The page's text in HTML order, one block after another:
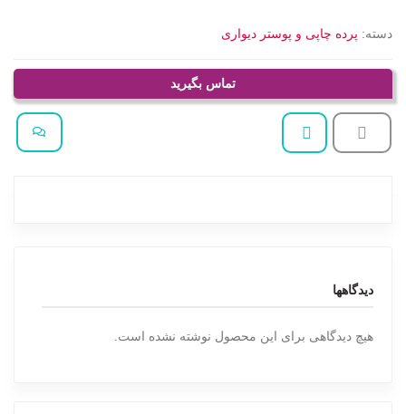
دسته: پرده چاپی و پوستر دیواری
تماس بگیرید
دیدگاهها
هیچ دیدگاهی برای این محصول نوشته نشده است.